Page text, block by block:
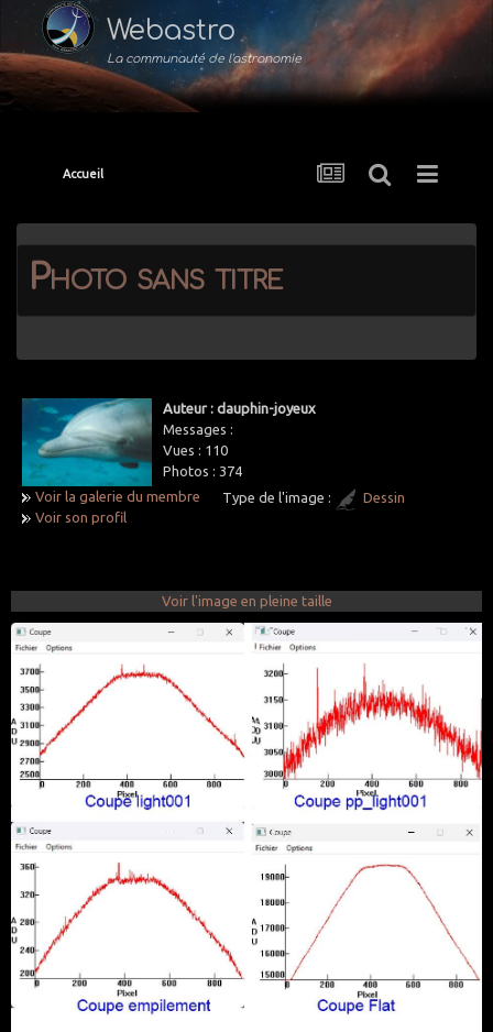
Webastro
La communauté de l'astronomie
Accueil
Photo sans titre
Auteur : dauphin-joyeux
Messages :
Vues : 110
Photos : 374
Voir la galerie du membre
Voir son profil
Type de l'image : Dessin
Voir l'image en pleine taille